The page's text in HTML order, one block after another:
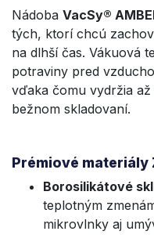
Nádoba VacSy®
tých, ktorí chcú
na dlhší čas. Vákuová
potraviny pred
vďaka čomu vydržia až
bežnom skladovaní.
Prémiové materiály
Borosilikátové
teplotným
mikrovlnky aj